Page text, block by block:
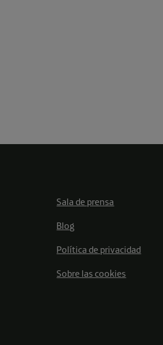
Sala de prensa
Blog
Política de privacidad
Sobre las cookies